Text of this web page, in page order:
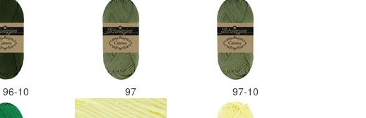
96-10 97 97-10